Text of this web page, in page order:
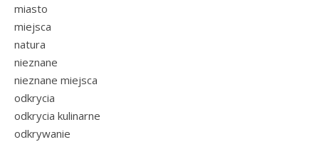
miasto
miejsca
natura
nieznane
nieznane miejsca
odkrycia
odkrycia kulinarne
odkrywanie